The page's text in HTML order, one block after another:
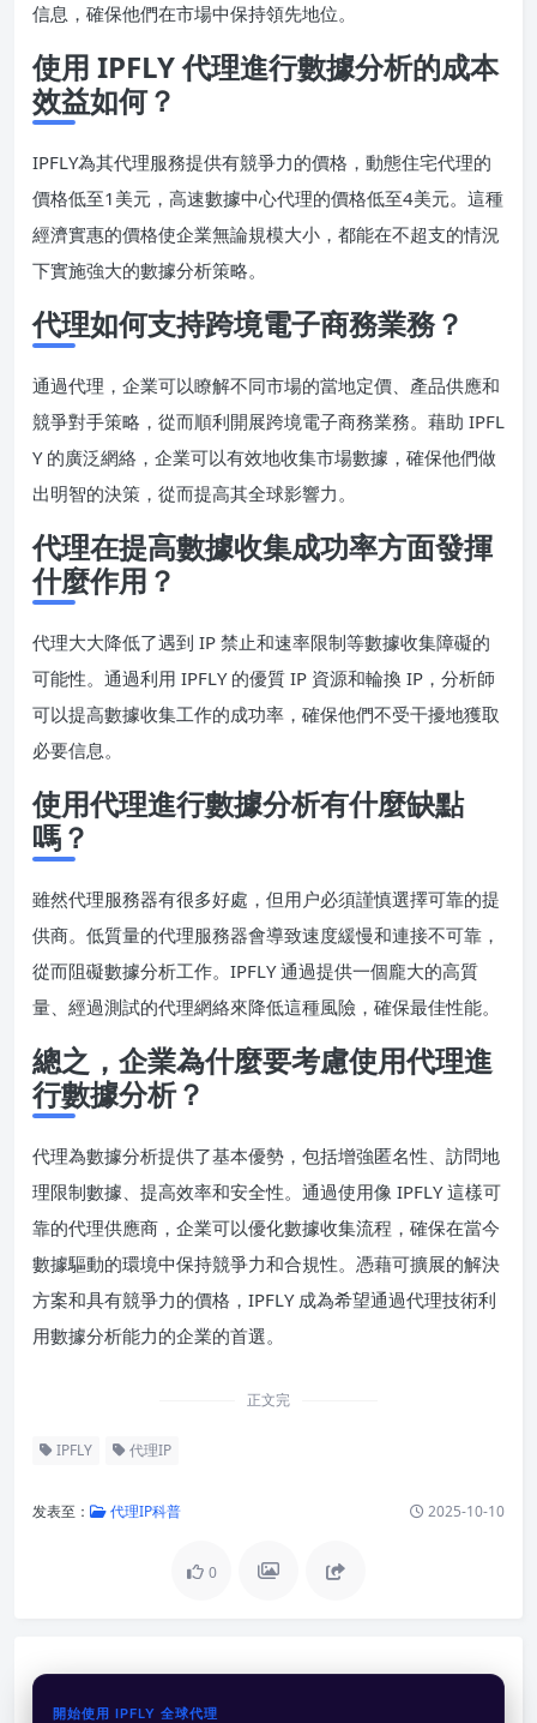
信息，確保他們在市場中保持領先地位。
使用 IPFLY 代理進行數據分析的成本
效益如何？
IPFLY為其代理服務提供有競爭力的價格，動態住宅代理的
價格低至1美元，高速數據中心代理的價格低至4美元。這種
經濟實惠的價格使企業無論規模大小，都能在不超支的情況
下實施強大的數據分析策略。
代理如何支持跨境電子商務業務？
通過代理，企業可以瞭解不同市場的當地定價、產品供應和
競爭對手策略，從而順利開展跨境電子商務業務。藉助 IPFL
Y 的廣泛網絡，企業可以有效地收集市場數據，確保他們做
出明智的決策，從而提高其全球影響力。
代理在提高數據收集成功率方面發揮
什麼作用？
代理大大降低了遇到 IP 禁止和速率限制等數據收集障礙的
可能性。通過利用 IPFLY 的優質 IP 資源和輪換 IP，分析師
可以提高數據收集工作的成功率，確保他們不受干擾地獲取
必要信息。
使用代理進行數據分析有什麼缺點
嗎？
雖然代理服務器有很多好處，但用户必須謹慎選擇可靠的提
供商。低質量的代理服務器會導致速度緩慢和連接不可靠，
從而阻礙數據分析工作。IPFLY 通過提供一個龐大的高質
量、經過測試的代理網絡來降低這種風險，確保最佳性能。
總之，企業為什麼要考慮使用代理進
行數據分析？
代理為數據分析提供了基本優勢，包括增強匿名性、訪問地
理限制數據、提高效率和安全性。通過使用像 IPFLY 這樣可
靠的代理供應商，企業可以優化數據收集流程，確保在當今
數據驅動的環境中保持競爭力和合規性。憑藉可擴展的解決
方案和具有競爭力的價格，IPFLY 成為希望通過代理技術利
用數據分析能力的企業的首選。
正文完
IPFLY 代理IP
发表至： 代理IP科普 2025-10-10
0
開始使用 IPFLY 全球代理